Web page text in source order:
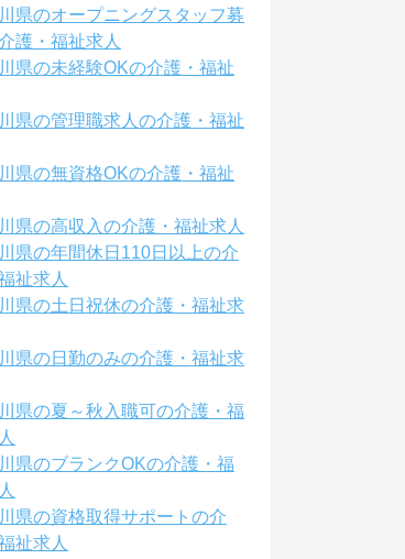
県のオープニングスタッフ募
護・福祉求人
県の未経験OKの介護・福祉
県の管理職求人の介護・福祉
県の無資格OKの介護・福祉
県の高収入の介護・福祉求人
県の年間休日110日以上の介
祉求人
県の土日祝休の介護・福祉求
県の日勤のみの介護・福祉求
県の夏～秋入職可の介護・福
県のブランクOKの介護・福
県の資格取得サポートの介
祉求人